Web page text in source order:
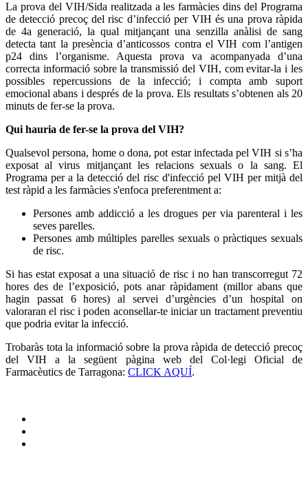
La prova del VIH/Sida realitzada a les farmàcies dins del Programa
de detecció precoç del risc d’infecció per VIH és una prova ràpida
de 4a generació, la qual mitjançant una senzilla anàlisi de sang
detecta tant la presència d’anticossos contra el VIH com l’antigen
p24 dins l’organisme. Aquesta prova va acompanyada d’una
correcta informació sobre la transmissió del VIH, com evitar-la i les
possibles repercussions de la infecció; i compta amb suport
emocional abans i després de la prova. Els resultats s’obtenen als 20
minuts de fer-se la prova.
Qui hauria de fer-se la prova del VIH?
Qualsevol persona, home o dona, pot estar infectada pel VIH si s’ha
exposat al virus mitjançant les relacions sexuals o la sang. El
Programa per a la detecció del risc d'infecció pel VIH per mitjà del
test ràpid a les farmàcies s'enfoca preferentment a:
Persones amb addicció a les drogues per via parenteral i les
seves parelles.
Persones amb múltiples parelles sexuals o pràctiques sexuals
de risc.
Si has estat exposat a una situació de risc i no han transcorregut 72
hores des de l’exposició, pots anar ràpidament (millor abans que
hagin passat 6 hores) al servei d’urgències d’un hospital on
valoraran el risc i poden aconsellar-te iniciar un tractament preventiu
que podria evitar la infecció.
Trobaràs tota la informació sobre la prova ràpida de detecció precoç
del VIH a la següent pàgina web del Col·legi Oficial de
Farmacèutics de Tarragona: CLICK AQUÍ.